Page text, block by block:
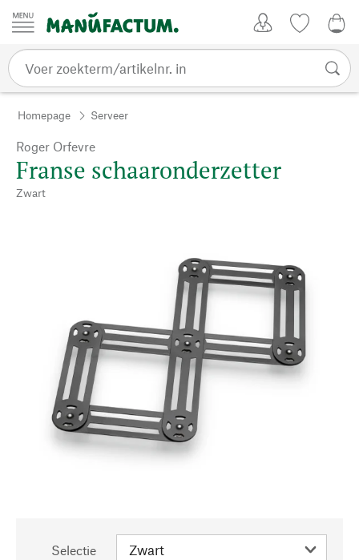
Passer au contenu
Homepage Serveer
Roger Orfevre
Franse schaaronderzetter
Zwart
Selectie